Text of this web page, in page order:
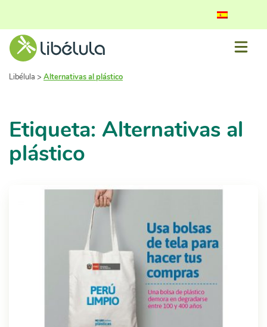
Libélula > Alternativas al plástico
Etiqueta: Alternativas al
plástico